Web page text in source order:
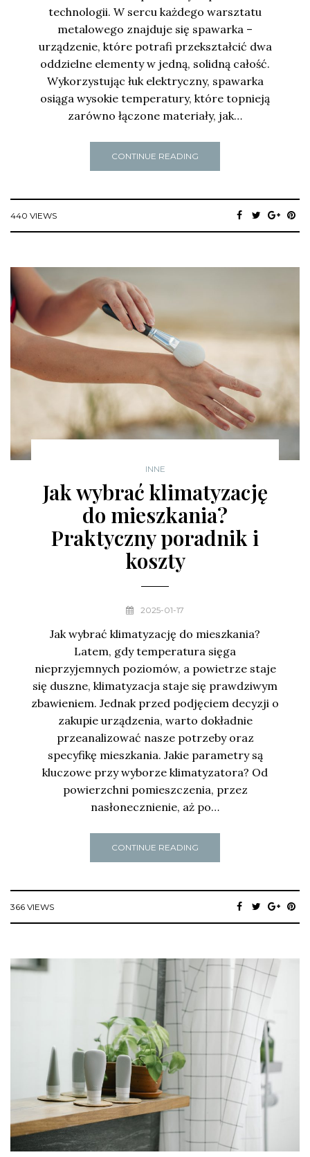
technologii. W sercu każdego warsztatu
metalowego znajduje się spawarka –
urządzenie, które potrafi przekształcić dwa
oddzielne elementy w jedną, solidną całość.
Wykorzystując łuk elektryczny, spawarka
osiąga wysokie temperatury, które topnieją
zarówno łączone materiały, jak…
CONTINUE READING
440 VIEWS
INNE
Jak wybrać klimatyzację
do mieszkania?
Praktyczny poradnik i
koszty
2025-01-17
Jak wybrać klimatyzację do mieszkania?
Latem, gdy temperatura sięga
nieprzyjemnych poziomów, a powietrze staje
się duszne, klimatyzacja staje się prawdziwym
zbawieniem. Jednak przed podjęciem decyzji o
zakupie urządzenia, warto dokładnie
przeanalizować nasze potrzeby oraz
specyfikę mieszkania. Jakie parametry są
kluczowe przy wyborze klimatyzatora? Od
powierzchni pomieszczenia, przez
nasłonecznienie, aż po…
CONTINUE READING
366 VIEWS